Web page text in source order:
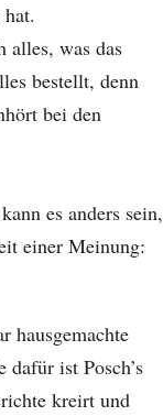
alles, was das
bestellt, denn
bei den
es anders sein,
einer Meinung:
hausgemachte
ist Posch’s
kreirt und